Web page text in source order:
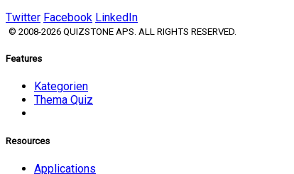
Twitter Facebook LinkedIn
© 2008-2026 QUIZSTONE APS. ALL RIGHTS RESERVED.
Features
Kategorien
Thema Quiz
Resources
Applications